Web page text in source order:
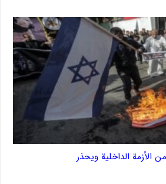
الأزمة الداخلية ويحذر